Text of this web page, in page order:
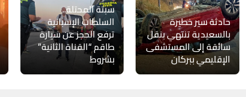
حادثة سير خطيرة
بالسعيدية تنتهي بنقل
سائقة إلى المستشفى
الإقليمي ببركان
سبتة المحتلة..
السلطات الإسبانية
ترفع الحجز عن سيارة
طاقم “القناة الثانية”
بشروط